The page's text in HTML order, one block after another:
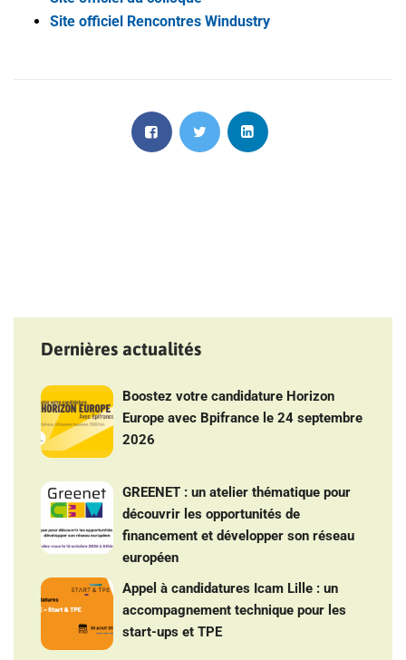
Site officiel Rencontres Windustry
Dernières actualités
Boostez votre candidature Horizon
Europe avec Bpifrance le 24 septembre
2026
GREENET : un atelier thématique pour
découvrir les opportunités de
financement et développer son réseau
européen
Appel à candidatures Icam Lille : un
accompagnement technique pour les
start-ups et TPE